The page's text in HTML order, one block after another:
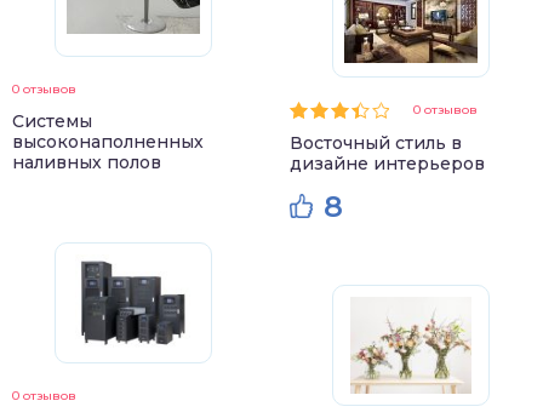
0 отзывов
Системы
высоконаполненных
наливных полов
0 отзывов
0 отзывов
Восточный стиль в
дизайне интерьеров
8